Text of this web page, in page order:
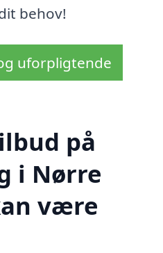
behov!
uforpligtende
på
i Nørre
være